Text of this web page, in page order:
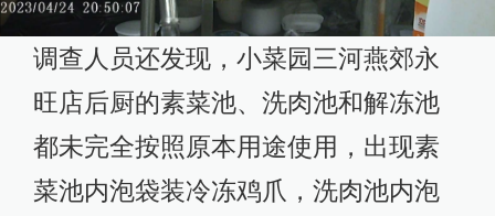
调查人员还发现，小菜园三河燕郊永
旺店后厨的素菜池、洗肉池和解冻池
都未完全按照原本用途使用，出现素
菜池内泡袋装冷冻鸡爪，洗肉池内泡